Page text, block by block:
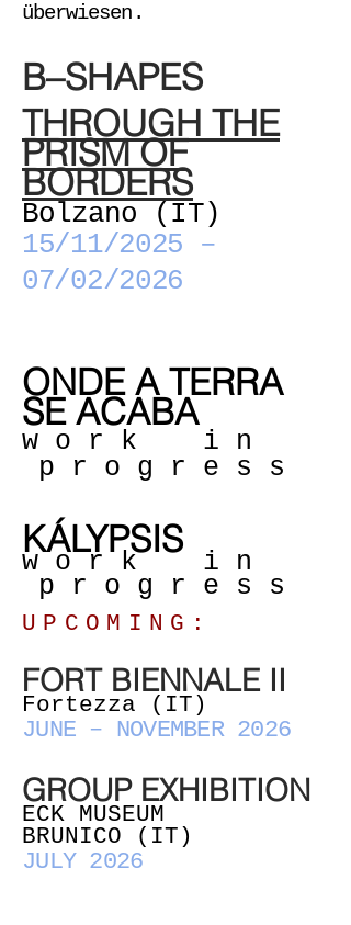
überwiesen.
B–SHAPES
THROUGH THE
PRISM OF
BORDERS
Bolzano (IT)
15/11/2025 –
07/02/2026
ONDE A TERRA
SE ACABA
w o r k i n
p r o g r e s s
K​ÁLYPSIS
w o r k i n
p r o g r e s s
UPCOMING:
FORT BIENNALE II
Fortezza (IT)
JUNE – NOVEMBER 2026
GROUP EXHIBITION
ECK MUSEUM
BRUNICO (IT)
JULY 2026